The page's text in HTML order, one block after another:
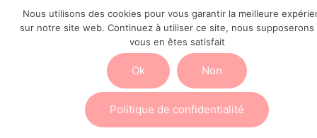
Nous utilisons des cookies pour vous garantir la meilleure
sur notre site web. Continuez à utiliser ce site, nous supposerons
vous en êtes satisfait
Ok Non
Politique de confidentialité
En revanche, avec lafabrication prioritaire,
commande est traitée en seulement
ouvrés, suivi de l’expédition.
Vous pouvez ajouter cette option au
paiement